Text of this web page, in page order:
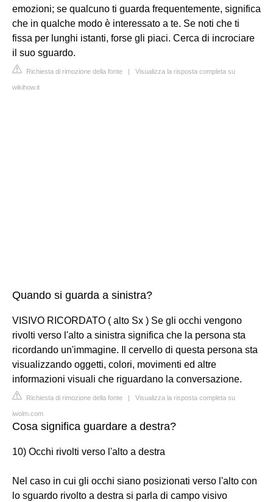
emozioni; se qualcuno ti guarda frequentemente, significa
che in qualche modo è interessato a te. Se noti che ti
fissa per lunghi istanti, forse gli piaci. Cerca di incrociare
il suo sguardo.
Richiesta di rimozione della fonte | Visualizza la risposta completa su
wikihow.it
Quando si guarda a sinistra?
VISIVO RICORDATO ( alto Sx ) Se gli occhi vengono
rivolti verso l'alto a sinistra significa che la persona sta
ricordando un'immagine. Il cervello di questa persona sta
visualizzando oggetti, colori, movimenti ed altre
informazioni visuali che riguardano la conversazione.
Richiesta di rimozione della fonte | Visualizza la risposta completa su
iwolm.com
Cosa significa guardare a destra?
10) Occhi rivolti verso l'alto a destra
Nel caso in cui gli occhi siano posizionati verso l'alto con
lo sguardo rivolto a destra si parla di campo visivo